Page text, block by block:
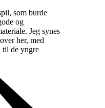
som burde
og
Jeg synes
her, med
til de yngre